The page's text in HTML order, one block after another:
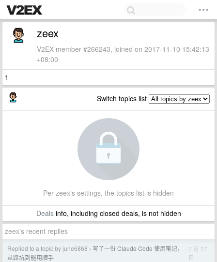
zeex
V2EX member #266243, joined on 2017-11-10 15:42:13
+08:00
1
Switch topics list
Per zeex's settings, the topics list is hidden
Dealsinfo, including closed deals, is not hidden
zeex's recent replies
Replied to a topic by june6868 › 写了一份 Claude Code 使用笔记，
从踩坑到能用顺手
7 月 27
日